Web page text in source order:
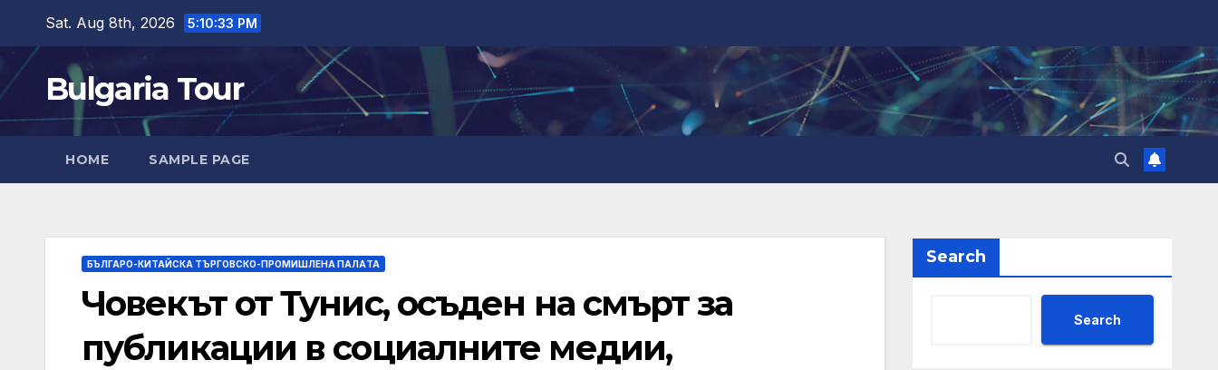
content
Sat. Aug 8th, 2026 5:10:35 PM
Bulgaria Tour
HOME SAMPLE PAGE
БЪЛГАРО-КИТАЙСКА ТЪРГОВСКО-ПРОМИШЛЕНА ПАЛAТА
Човекът от Тунис, осъден на смърт за
публикации в социалните медии,
Search
Search